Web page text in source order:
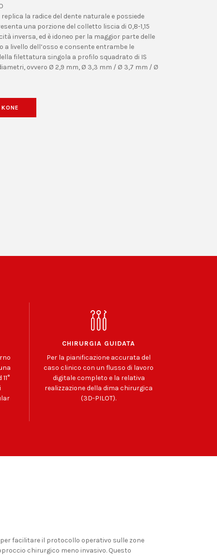
la radice del dente naturale e possiede
una porzione del colletto liscia di 0,8-1,15
inversa, ed è idoneo per la maggior parte delle
a livello dell’osso e consente entrambe le
filettatura singola a profilo squadrato di IS
ovvero Ø 2,9 mm, Ø 3,3 mm / Ø 3,7 mm / Ø
CHIRURGIA GUIDATA
Per la pianificazione accurata del
caso clinico con un flusso di lavoro
digitale completo e la relativa
realizzazione della dima chirurgica
(3D-PILOT).
facilitare il protocollo operativo sulle zone
chirurgico meno invasivo. Questo